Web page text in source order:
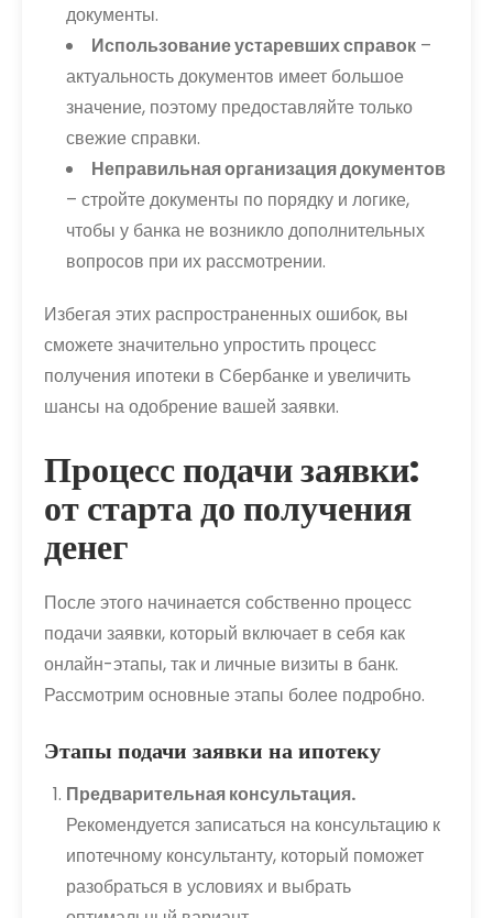
документы.
Использование устаревших справок –
актуальность документов имеет большое
значение, поэтому предоставляйте только
свежие справки.
Неправильная организация документов
– стройте документы по порядку и логике,
чтобы у банка не возникло дополнительных
вопросов при их рассмотрении.
Избегая этих распространенных ошибок, вы
сможете значительно упростить процесс
получения ипотеки в Сбербанке и увеличить
шансы на одобрение вашей заявки.
Процесс подачи заявки:
от старта до получения
денег
После этого начинается собственно процесс
подачи заявки, который включает в себя как
онлайн-этапы, так и личные визиты в банк.
Рассмотрим основные этапы более подробно.
Этапы подачи заявки на ипотеку
Предварительная консультация.
Рекомендуется записаться на консультацию к
ипотечному консультанту, который поможет
разобраться в условиях и выбрать